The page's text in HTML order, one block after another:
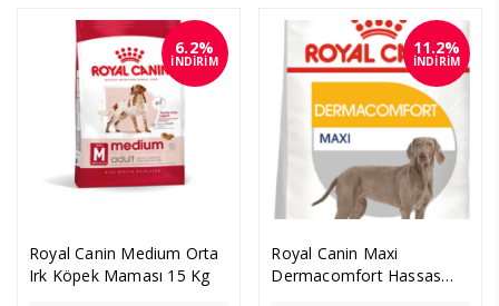
Royal Canin Medium Orta
Irk Köpek Maması 15 Kg
6.2%
İNDİRİM
Royal Canin Maxi
Dermacomfort Hassas
11.2%
İNDİRİM